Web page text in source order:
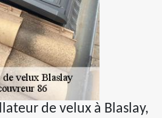
de velux à Blaslay,